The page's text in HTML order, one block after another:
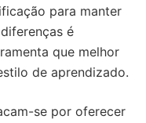
para manter
é
que melhor
de aprendizado.
se por oferecer